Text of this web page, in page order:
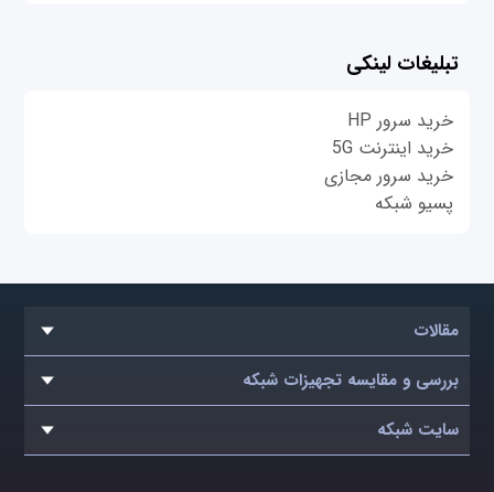
تبلیغات لینکی
خرید سرور HP
خرید اینترنت 5G
خرید سرور مجازی
پسیو شبکه
مقالات
بررسی و مقایسه تجهیزات شبکه
سایت شبکه